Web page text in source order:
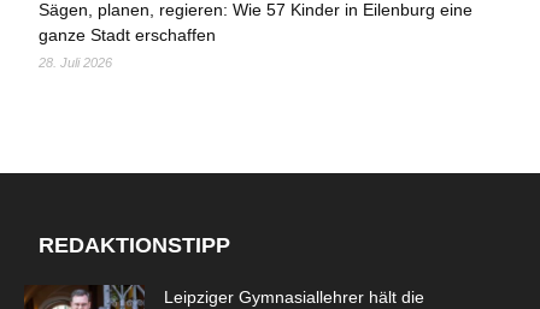
Sägen, planen, regieren: Wie 57 Kinder in Eilenburg eine
ganze Stadt erschaffen
28. Juli 2026
REDAKTIONSTIPP
Leipziger Gymnasiallehrer hält die